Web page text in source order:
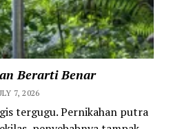
Berarti Benar
7, 2026
tergugu. Pernikahan putra